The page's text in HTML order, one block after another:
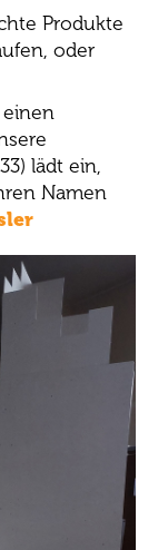
Produkte
oder
lädt ein,
Namen